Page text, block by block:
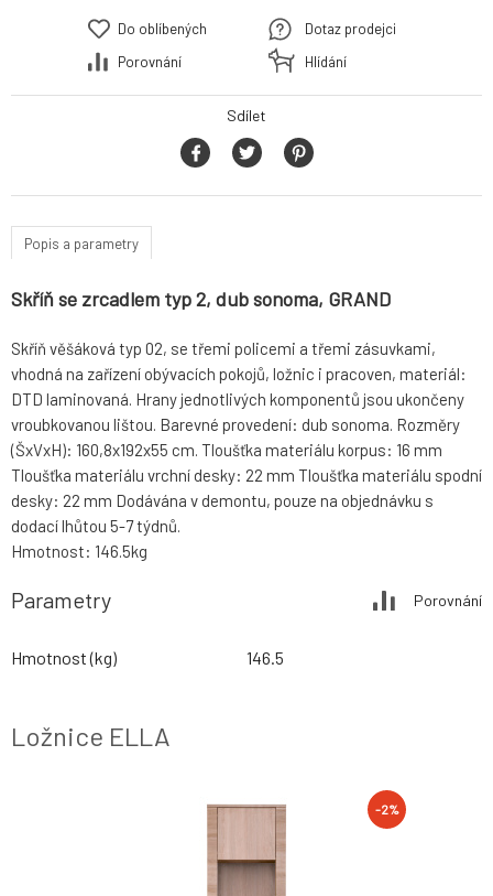
Do oblíbených
Porovnání
Dotaz prodejci
Hlídání
Sdílet
Popis a parametry
Skříň se zrcadlem typ 2, dub sonoma, GRAND
Skříň věšáková typ 02, se třemi policemi a třemi zásuvkami,
vhodná na zařízení obývacích pokojů, ložnic i pracoven, materiál:
DTD laminovaná. Hrany jednotlivých komponentů jsou ukončeny
vroubkovanou lištou. Barevné provedení: dub sonoma. Rozměry
(ŠxVxH): 160,8x192x55 cm. Tloušťka materiálu korpus: 16 mm
Tloušťka materiálu vrchní desky: 22 mm Tloušťka materiálu spodní
desky: 22 mm Dodávána v demontu, pouze na objednávku s
dodací lhůtou 5-7 týdnů.
Hmotnost: 146.5kg
Parametry Porovnání
Hmotnost (kg) 146.5
Ložnice ELLA
-2%